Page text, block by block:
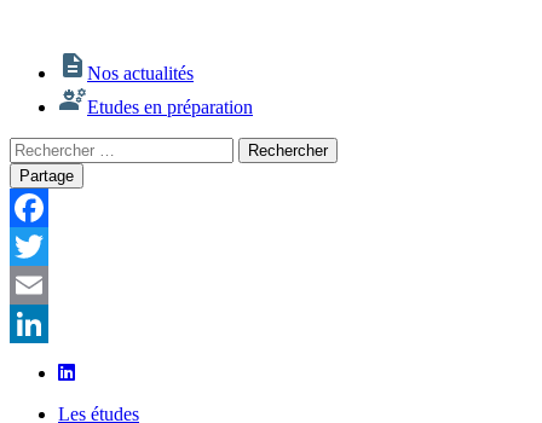
Nos actualités
Etudes en préparation
Rechercher
:
Rechercher
Partage
Facebook
Twitter
Email
LinkedIn
Les études